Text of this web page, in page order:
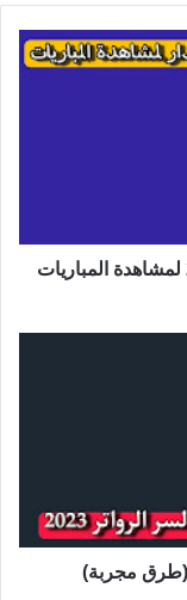
تحميل تطبيق AYA TV إصدار جديد 2023 لمشاهدة المباريات